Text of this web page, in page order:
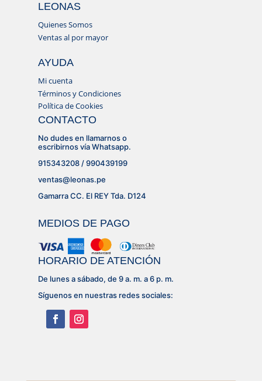
LEONAS
Quienes Somos
Ventas al por mayor
AYUDA
Mi cuenta
Términos y Condiciones
Política de Cookies
CONTACTO
No dudes en llamarnos o
escribirnos vía Whatsapp.
915343208 / 990439199
ventas@leonas.pe
Gamarra CC. El REY Tda. D124
MEDIOS DE PAGO
HORARIO DE ATENCIÓN
De lunes a sábado, de 9 a. m. a 6 p. m.
Síguenos en nuestras redes sociales: